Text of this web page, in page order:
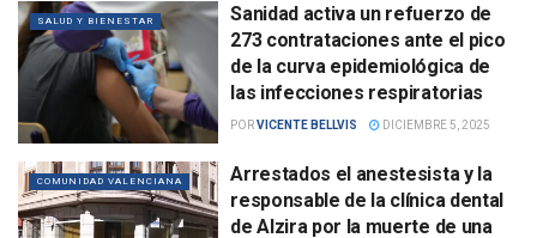
SALUD Y BIENESTAR
Sanidad activa un refuerzo de
273 contrataciones ante el pico
de la curva epidemiológica de
las infecciones respiratorias
PORVICENTE BELLVIS DICIEMBRE 5, 2025
COMUNIDAD VALENCIANA
Arrestados el anestesista y la
responsable de la clínica dental
de Alzira por la muerte de una